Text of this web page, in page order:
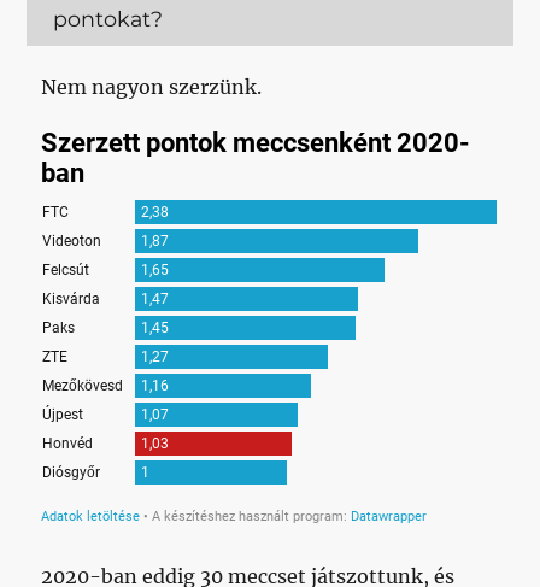
pontokat?
Nem nagyon szerzünk.
2020-ban eddig 30 meccset játszottunk, és